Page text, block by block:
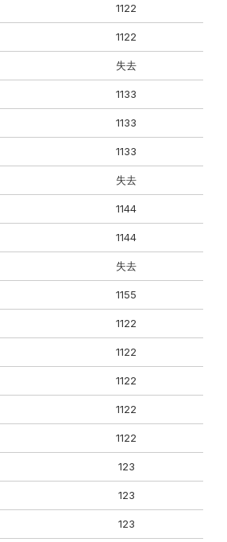
1122
1122
失去
1133
1133
1133
失去
1144
1144
失去
1155
1122
1122
1122
1122
1122
123
123
123